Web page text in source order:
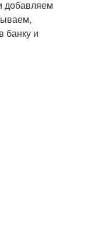
добавляем
банку и